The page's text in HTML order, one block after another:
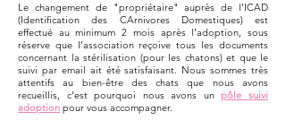
Le changement de "propriétaire" auprès de l’ICAD
(Identification des CArnivores Domestiques) est
effectué au minimum 2 mois après l’adoption, sous
réserve que l’association reçoive tous les documents
concernant la stérilisation (pour les chatons) et que le
suivi par email ait été satisfaisant. Nous sommes très
attentifs au bien-être des chats que nous avons
recueillis, c'est pourquoi nous avons unpôle suivi
adoption pour vous accompagner.